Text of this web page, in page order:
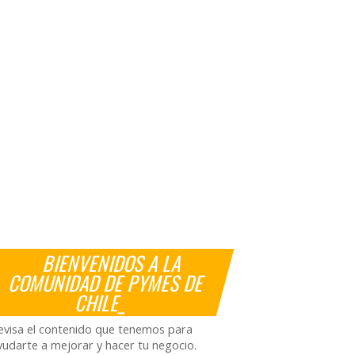
BIENVENIDOS A LA
COMUNIDAD DE PYMES DE
CHILE_
el contenido que tenemos para
a mejorar y hacer tu negocio.